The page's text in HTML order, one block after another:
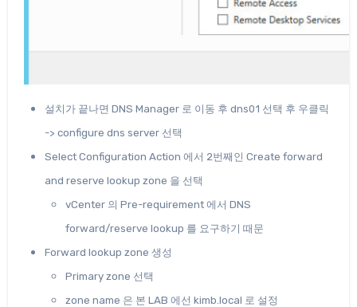
설치가 끝나면 DNS Manager 로 이동 후 dns01 선택 후 우클릭
-> configure dns server 선택
Select Configuration Action 에서 2번째인 Create forward
and reserve lookup zone 을 선택
vCenter 의 Pre-requirement 에서 DNS
forward/reserve lookup 를 요구하기 때문
Forward lookup zone 생성
Primary zone 선택
zone name 은 본 LAB 에선 kimb.local 로 설정